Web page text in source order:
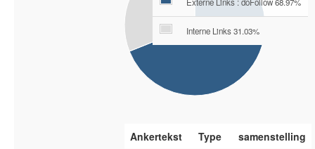
Externe Links : doFollow 68.97%
Interne Links 31.03%
Ankertekst Type
samenstelling